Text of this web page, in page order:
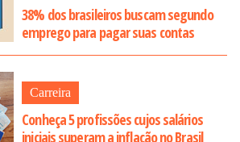
38% dos brasileiros buscam segundo
emprego para pagar suas contas
Carreira
Conheça 5 profissões cujos salários
iniciais superam a inflação no Brasil